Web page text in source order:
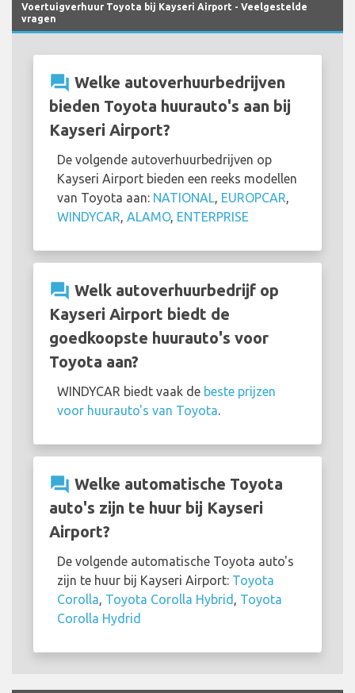
Voertuigverhuur Toyota bij Kayseri Airport - Veelgestelde
vragen
question_answer Welke autoverhuurbedrijven
bieden Toyota huurauto's aan bij
Kayseri Airport?
De volgende autoverhuurbedrijven op
Kayseri Airport bieden een reeks modellen
van Toyota aan: NATIONAL EUROPCAR
WINDYCAR ALAMO, ENTERPRISE
question_answer Welk autoverhuurbedrijf op
Kayseri Airport biedt de
goedkoopste huurauto's voor
Toyota aan?
WINDYCAR biedt vaak de beste prijzen
voor huurauto's van Toyota
question_answer Welke automatische Toyota
auto's zijn te huur bij Kayseri
Airport?
De volgende automatische Toyota auto's
zijn te huur bij Kayseri Airport: Toyota
Corolla Toyota Corolla Hybrid
Toyota
Corolla Hydrid